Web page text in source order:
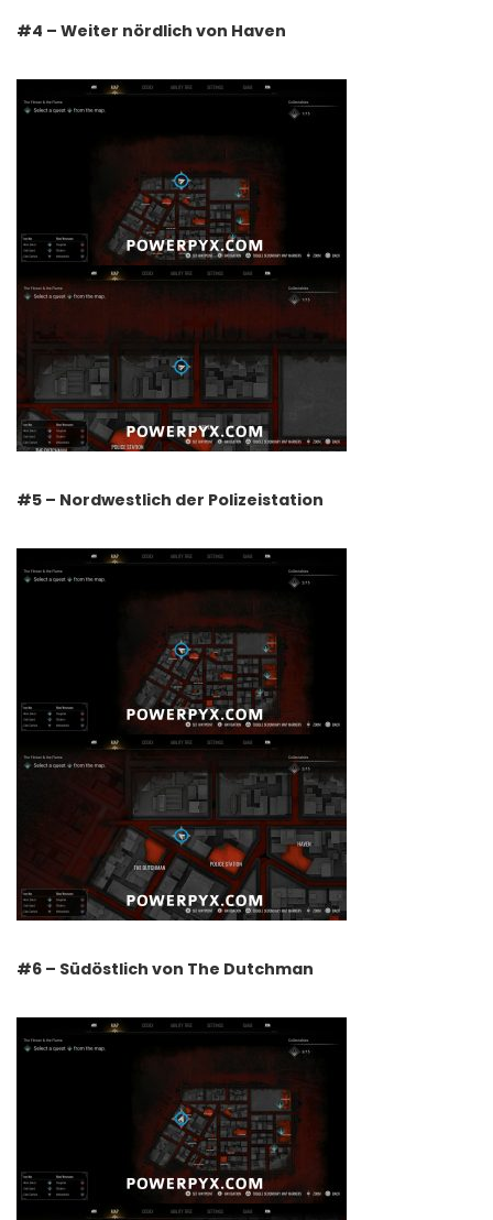
#4 – Weiter nördlich von Haven
#5 – Nordwestlich der Polizeistation
#6 – Südöstlich von The Dutchman